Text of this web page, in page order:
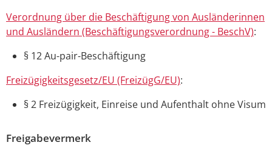
Verordnung über die Beschäftigung von Ausländerinnen
und Ausländern (Beschäftigungsverordnung - BeschV):
§ 12 Au-pair-Beschäftigung
Freizügigkeitsgesetz/EU (FreizügG/EU):
§ 2 Freizügigkeit, Einreise und Aufenthalt ohne Visum
Freigabevermerk